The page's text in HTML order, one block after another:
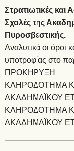
Στρατιωτικές και
Σχολές της
Πυροσβεστικής.
Αναλυτικά οι όροι
υποτροφίας στο
ΠΡΟΚΗΡΥΞΗ
ΚΛΗΡΟΔΟΤΗΜΑ
ΑΚΑΔΗΜΑΪΚΟΥ
ΚΛΗΡΟΔΟΤΗΜΑ
ΑΚΑΔΗΜΑΪΚΟΥ